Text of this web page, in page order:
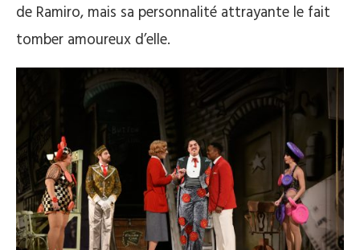
de Ramiro, mais sa personnalité attrayante le fait
tomber amoureux d’elle.